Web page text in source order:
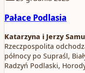
Pałace Podlasia
Katarzyna i Jerzy
Rzeczpospolita
północy po Supraśl,
Radzyń Podlaski,